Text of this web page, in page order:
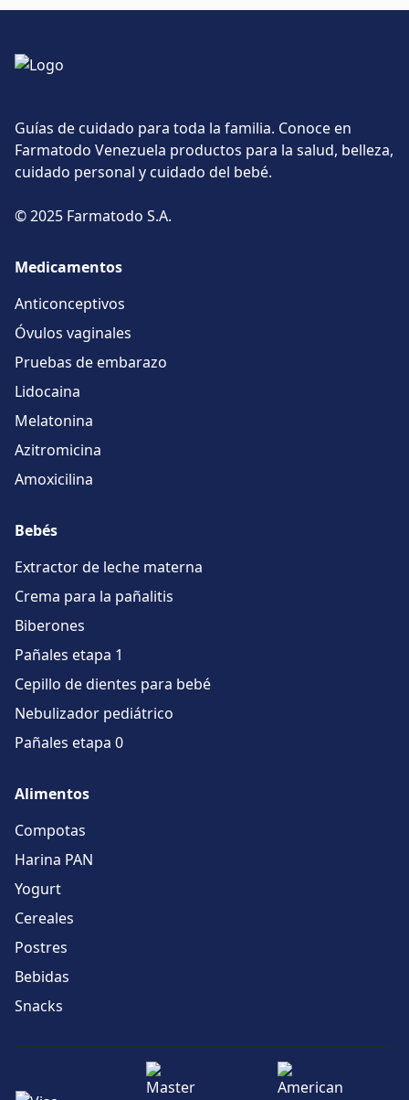
Guías de cuidado para toda la familia. Conoce en
Farmatodo Venezuela productos para la salud, belleza,
cuidado personal y cuidado del bebé.
© 2025 Farmatodo S.A.
Medicamentos
Anticonceptivos
Óvulos vaginales
Pruebas de embarazo
Lidocaina
Melatonina
Azitromicina
Amoxicilina
Bebés
Extractor de leche materna
Crema para la pañalitis
Biberones
Pañales etapa 1
Cepillo de dientes para bebé
Nebulizador pediátrico
Pañales etapa 0
Alimentos
Compotas
Harina PAN
Yogurt
Cereales
Postres
Bebidas
Snacks